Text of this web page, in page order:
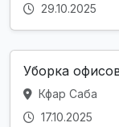
29.10.2025
Уборка
Кфар Саба
17.10.2025